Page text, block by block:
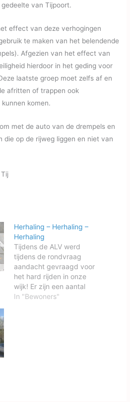
van Tijpoort.
effect van deze verhogingen
te maken van het belendende
Afgezien van het effect van
hierdoor in het geding voor
laatste groep moet zelfs af en
afritten of trappen ook
komen.
met de auto van de drempels en
die op de rijweg liggen en niet van
Herhaling – Herhaling –
Herhaling
Tijdens de ALV werd
tijdens de rondvraag
aandacht gevraagd voor
het hard rijden in onze
wijk! Er zijn een aantal
wijkbewoners die ALTIJD
In "Bewoners"